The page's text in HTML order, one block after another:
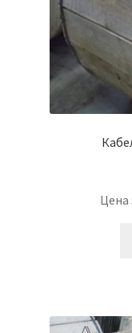
Цена